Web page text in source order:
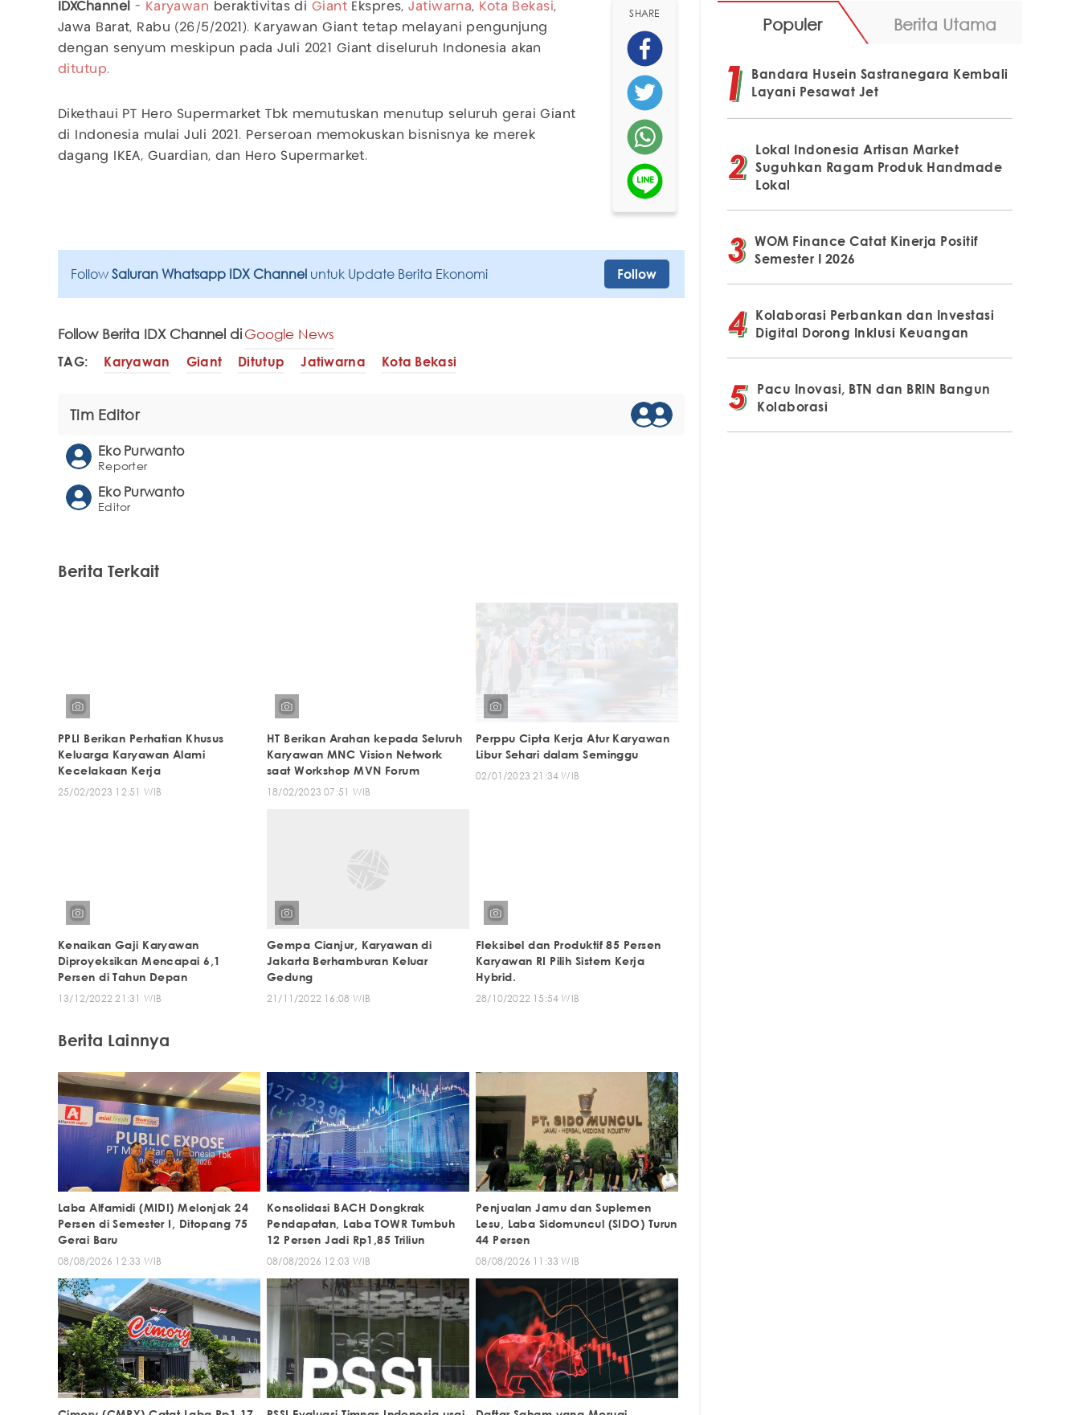
IDXChannel - Karyawan beraktivitas di GiantEkspres,Jatiwarna, Kota Bekasi,
Jawa Barat, Rabu (26/5/2021). Karyawan Giant tetap melayani pengunjung
dengan senyum meskipun pada Juli 2021 Giant diseluruh Indonesia akan
ditutup.
Dikethaui PT Hero Supermarket Tbk memutuskan menutup seluruh gerai Giant
di Indonesia mulai Juli 2021. Perseroan memokuskan bisnisnya ke merek
dagang IKEA, Guardian, dan Hero Supermarket.
SHARE
Follow Saluran Whatsapp IDX Channel untuk Update Berita Ekonomi Follow
Follow Berita IDX Channel diGoogle News
TAG: Karyawan Giant Ditutup Jatiwarna Kota Bekasi
Tim Editor
Eko Purwanto
Reporter
Eko Purwanto
Editor
Berita Terkait
PPLI Berikan Perhatian Khusus
Keluarga Karyawan Alami
Kecelakaan Kerja
25/02/2023 12:51 WIB
HT Berikan Arahan kepada Seluruh
Karyawan MNC Vision Network
saat Workshop MVN Forum
18/02/2023 07:51 WIB
Perppu Cipta Kerja Atur Karyawan
Libur Sehari dalam Seminggu
02/01/2023 21:34 WIB
Kenaikan Gaji Karyawan
Diproyeksikan Mencapai 6,1
Persen di Tahun Depan
13/12/2022 21:31 WIB
Gempa Cianjur, Karyawan di
Jakarta Berhamburan Keluar
Gedung
21/11/2022 16:08 WIB
Fleksibel dan Produktif 85 Persen
Karyawan RI Pilih Sistem Kerja
Hybrid.
28/10/2022 15:54 WIB
Berita Lainnya
Laba Alfamidi (MIDI) Melonjak 24
Persen di Semester I, Ditopang 75
Gerai Baru
08/08/2026 12:33 WIB
Konsolidasi BACH Dongkrak
Pendapatan, Laba TOWR Tumbuh
12 Persen Jadi Rp1,85 Triliun
08/08/2026 12:03 WIB
Penjualan Jamu dan Suplemen
Lesu, Laba Sidomuncul (SIDO) Turun
44 Persen
08/08/2026 11:33 WIB
Populer Berita Utama
Bandara Husein Sastranegara Kembali
Layani Pesawat Jet
Lokal Indonesia Artisan Market
Suguhkan Ragam Produk Handmade
Lokal
WOM Finance Catat Kinerja Positif
Semester I 2026
Kolaborasi Perbankan dan Investasi
Digital Dorong Inklusi Keuangan
Pacu Inovasi, BTN dan BRIN Bangun
Kolaborasi